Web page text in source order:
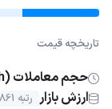
تاریخچه قیمت
حجم معاملات (24h)
ارزش بازار رتبه 861